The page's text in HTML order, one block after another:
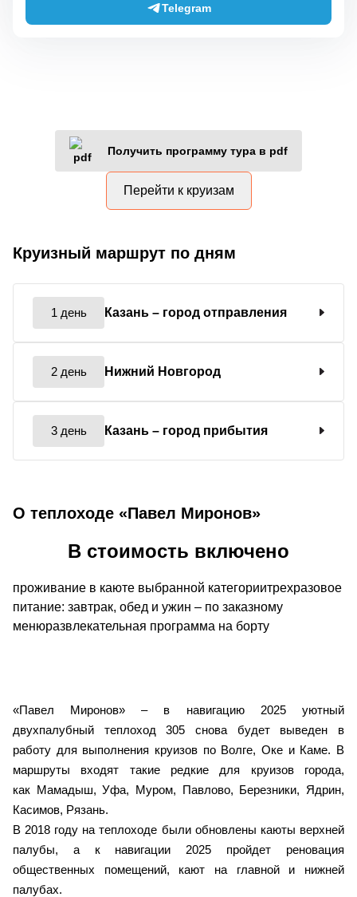
Telegram
Получить программу тура в pdf
Перейти к круизам
Круизный маршрут по дням
1 день Казань – город отправления
2 день Нижний Новгород
3 день Казань – город прибытия
О теплоходе «Павел Миронов»
«Павел Миронов» – в навигацию 2025 уютный
двухпалубный теплоход 305 снова будет выведен в
работу для выполнения круизов по Волге, Оке и Каме. В
маршруты входят такие редкие для круизов города,
как Мамадыш, Уфа, Муром, Павлово, Березники, Ядрин,
Касимов, Рязань.
В 2018 году на теплоходе были обновлены каюты верхней
палубы, а к навигации 2025 пройдет реновация
общественных помещений, кают на главной и нижней
палубах.
В стоимость включено
проживание в каюте выбранной категориитрехразовое
питание: завтрак, обед и ужин – по заказному
менюразвлекательная программа на борту